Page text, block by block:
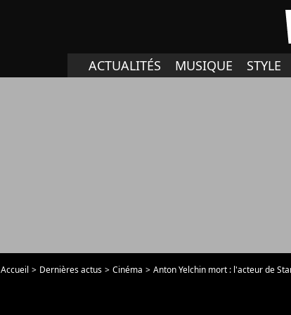
ACTUALITÉS MUSIQUE STYLE
Accueil Dernières actus Cinéma
Anton Yelchin mort : l'acteur de